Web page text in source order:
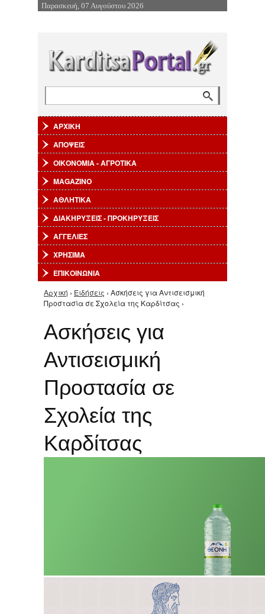
Επιστροφή στην Πλοήγηση
Παρασκευή, 07 Αυγούστου 2026
ΑΡΧΙΚΗ
ΑΠΟΨΕΙΣ
ΟΙΚΟΝΟΜΙΑ - ΑΓΡΟΤΙΚΑ
MAGAZINO
ΑΘΛΗΤΙΚΑ
ΔΙΑΚΗΡΥΞΕΙΣ - ΠΡΟΚΗΡΥΞΕΙΣ
ΑΓΓΕΛΙΕΣ
ΧΡΗΣΙΜΑ
ΕΠΙΚΟΙΝΩΝΙΑ
Είστε εδώ
Αρχική › Ειδήσεις › Ασκήσεις για Αντισεισμική
Προστασία σε Σχολεία της Καρδίτσας ›
Ασκήσεις για
Αντισεισμική
Προστασία σε
Σχολεία της
Καρδίτσας